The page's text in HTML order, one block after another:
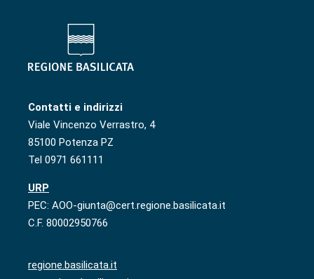
Contatti e indirizzi
Viale Vincenzo Verrastro, 4
85100 Potenza PZ
Tel 0971 661111
URP
PEC: AOO-giunta@cert.regione.basilicata.it
C.F. 80002950766
regione.basilicata.it